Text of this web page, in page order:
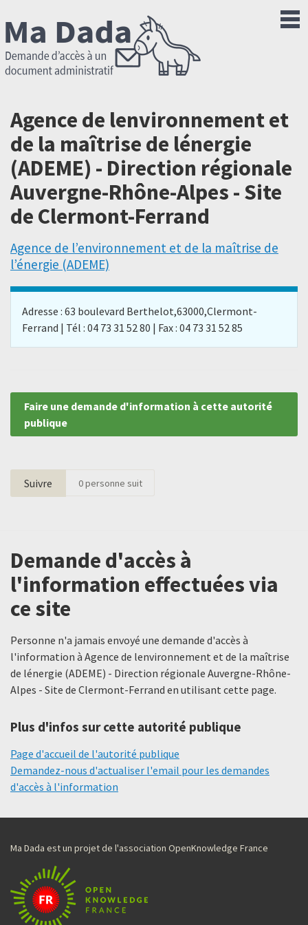
Agence de lenvironnement et
de la maîtrise de lénergie
(ADEME) - Direction régionale
Auvergne-Rhône-Alpes - Site
de Clermont-Ferrand
Agence de l’environnement et de la maîtrise de
l’énergie (ADEME)
Adresse : 63 boulevard Berthelot,63000,Clermont-
Ferrand | Tél : 04 73 31 52 80 | Fax : 04 73 31 52 85
Faire une demande d'information à cette autorité
publique
Suivre 0personne suit
Demande d'accès à
l'information effectuées via
ce site
Personne n'a jamais envoyé une demande d'accès à
l'information à Agence de lenvironnement et de la maîtrise
de lénergie (ADEME) - Direction régionale Auvergne-Rhône-
Alpes - Site de Clermont-Ferrand en utilisant cette page.
Plus d'infos sur cette autorité publique
Page d'accueil de l'autorité publique
Demandez-nous d'actualiser l'email pour les demandes
d'accès à l'information
Ma Dada est un projet de l'association OpenKnowledge France